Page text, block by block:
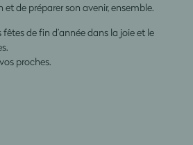
de préparer son avenir, ensemble.
de fin d’année dans la joie et le
proches.